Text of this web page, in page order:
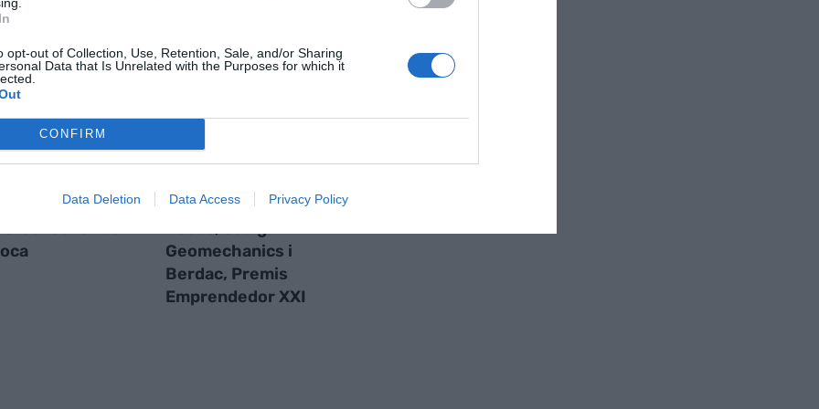
opt-out of Collection, Use, Retention, Sale, and/or Sharing
Data that Is Unrelated with the Purposes for which it
CONFIRM
Data Deletion Data Access Privacy Policy
el pollastre
Les catalanes Heura
Geomechanics i
Berdac, Premis
Emprendedor XXI